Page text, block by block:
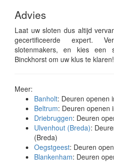
Advies
Laat uw sloten dus altijd
gecertificeerde expert.
slotenmakers, en kies een
Binckhorst om uw klus te klaren!
Meer:
Banholt: Deuren openen
Beltrum: Deuren openen
Driebruggen: Deuren
Ulvenhout (Breda):
(Breda)
Oegstgeest: Deuren
Blankenham: Deuren